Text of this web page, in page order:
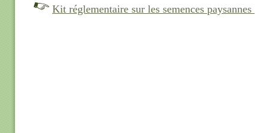
Kit réglementaire sur les semences paysannes